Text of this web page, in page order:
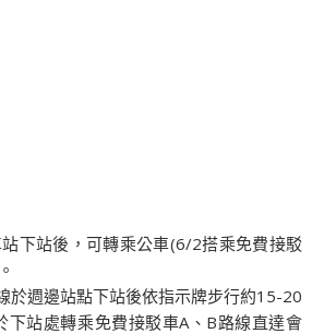
下站後，可轉乘公車(6/2搭乘免費接駁
於週邊站點下站後依指示牌步行約15-20
下站處轉乘免費接駁車A、B路線直達會